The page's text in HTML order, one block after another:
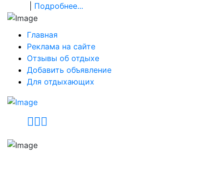
Подробнее...
Главная
Реклама на сайте
Отзывы об отдыхе
Добавить объявление
Для отдыхающих